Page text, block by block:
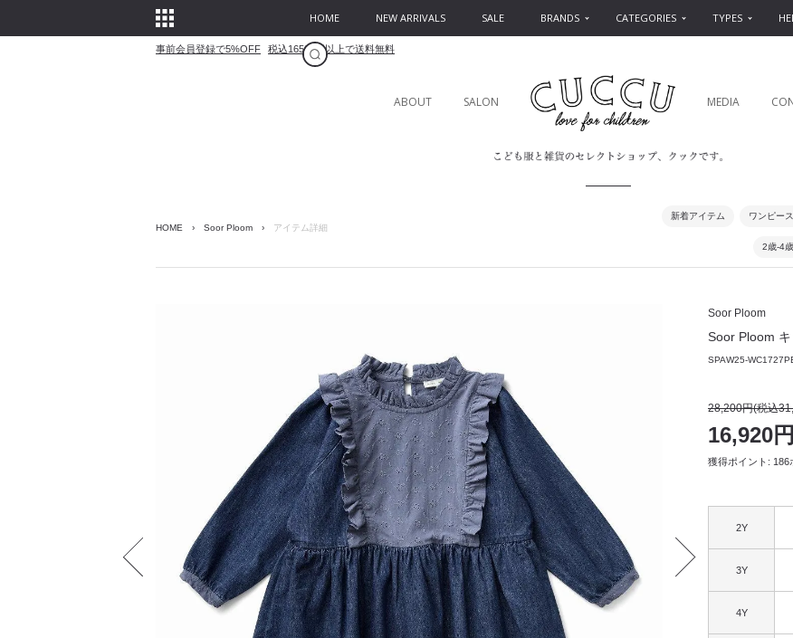
HOME NEW ARRIVALS SALE BRANDS CATEGORIES TYPES
事前会員登録で5%OFF 税込16500円以上で送料無料
ABOUT SALON MEDIA
HOME › Soor Ploom › アイテム詳細
新着アイテム ワンピー
2歳-4歳
Soor Ploom
Soor Ploom
SPAW25-
28,200円(税込
16,920
獲得ポイント: 186
2Y
3Y
4Y